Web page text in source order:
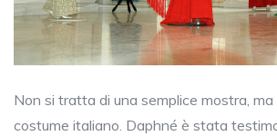
Non si tratta di una semplice mostra, ma
costume italiano. Daphné è stata